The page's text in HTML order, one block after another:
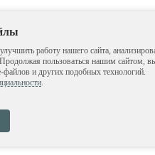
работу нашего сайта,
пользоваться нашим сайтом,
файлов и других подобных технологий.
.